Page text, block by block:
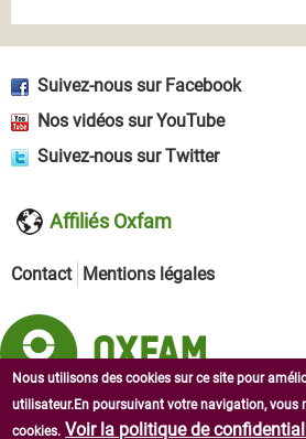
Suivez-nous sur Facebook
Nos vidéos sur YouTube
Suivez-nous sur Twitter
Affiliés Oxfam
Contact Mentions légales
Copyright © 2026 Oxfam en Afrique de
Nous utilisons des cookies sur ce site pour
utilisateur.En poursuivant votre navigation, vous
cookies. Voir la politique de